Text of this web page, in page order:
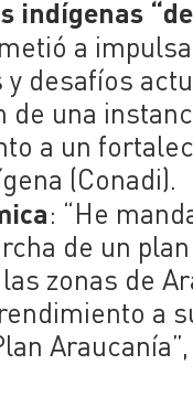
indígenas
a
desafíos
una
a un
(Conadi).
: “He
de un
zonas de
a